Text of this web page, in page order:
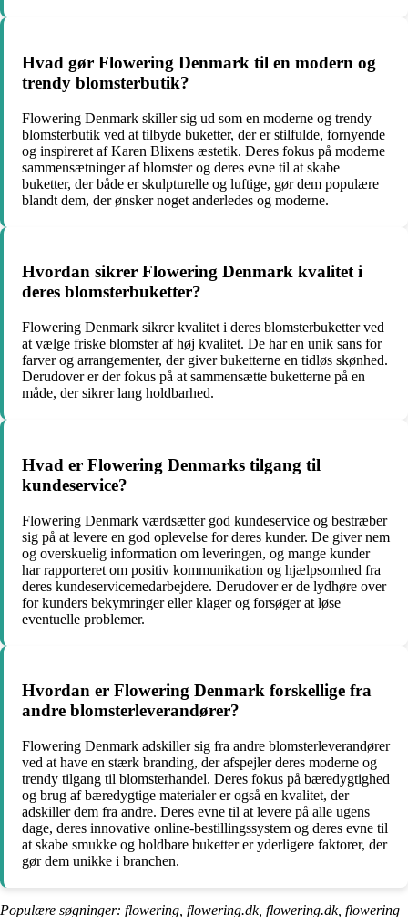
Hvad gør Flowering Denmark til en modern og
trendy blomsterbutik?
Flowering Denmark skiller sig ud som en moderne og trendy
blomsterbutik ved at tilbyde buketter, der er stilfulde, fornyende
og inspireret af Karen Blixens æstetik. Deres fokus på moderne
sammensætninger af blomster og deres evne til at skabe
buketter, der både er skulpturelle og luftige, gør dem populære
blandt dem, der ønsker noget anderledes og moderne.
Hvordan sikrer Flowering Denmark kvalitet i
deres blomsterbuketter?
Flowering Denmark sikrer kvalitet i deres blomsterbuketter ved
at vælge friske blomster af høj kvalitet. De har en unik sans for
farver og arrangementer, der giver buketterne en tidløs skønhed.
Derudover er der fokus på at sammensætte buketterne på en
måde, der sikrer lang holdbarhed.
Hvad er Flowering Denmarks tilgang til
kundeservice?
Flowering Denmark værdsætter god kundeservice og bestræber
sig på at levere en god oplevelse for deres kunder. De giver nem
og overskuelig information om leveringen, og mange kunder
har rapporteret om positiv kommunikation og hjælpsomhed fra
deres kundeservicemedarbejdere. Derudover er de lydhøre over
for kunders bekymringer eller klager og forsøger at løse
eventuelle problemer.
Hvordan er Flowering Denmark forskellige fra
andre blomsterleverandører?
Flowering Denmark adskiller sig fra andre blomsterleverandører
ved at have en stærk branding, der afspejler deres moderne og
trendy tilgang til blomsterhandel. Deres fokus på bæredygtighed
og brug af bæredygtige materialer er også en kvalitet, der
adskiller dem fra andre. Deres evne til at levere på alle ugens
dage, deres innovative online-bestillingssystem og deres evne til
at skabe smukke og holdbare buketter er yderligere faktorer, der
gør dem unikke i branchen.
Populære søgninger: flowering, flowering.dk, flowering.dk, flowering